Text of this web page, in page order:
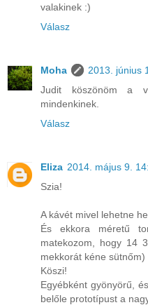
valakinek :)
Válasz
Moha
2013. június
Judit köszönöm a
mindenkinek.
Válasz
Eliza 2014. május 9.
Szia!
A kávét mivel lehetne
És ekkora méretű
matekozom, hogy 14
mekkorát kéne sütnőm)
Köszi!
Egyébként gyönyörű,
belőle prototípust a